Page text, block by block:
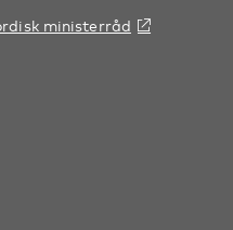
ministerråd